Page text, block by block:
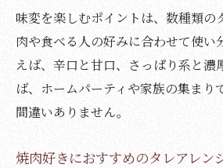
味変を楽しむポイントは、数種類の
肉や食べる人の好みに合わせて使い
えば、辛口と甘口、さっぱり系と濃
ば、ホームパーティや家族の集まり
間違いありません。
焼肉好きにおすすめのタレアレン